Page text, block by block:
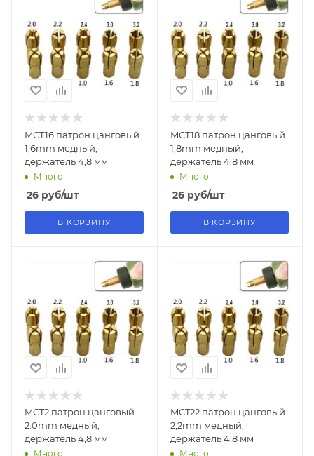
MCT16 патрон цанговый
1,6mm медный,
держатель 4,8 мм
Много
26 руб/шт
В КОРЗИНУ
MCT18 патрон цанговый
1,8mm медный,
держатель 4,8 мм
Много
26руб/шт
В КОРЗИНУ
MCT2 патрон цанговый
2.0mm медный,
держатель 4,8 мм
Много
MCT22 патрон цанговый
2,2mm медный,
держатель 4,8 мм
Много